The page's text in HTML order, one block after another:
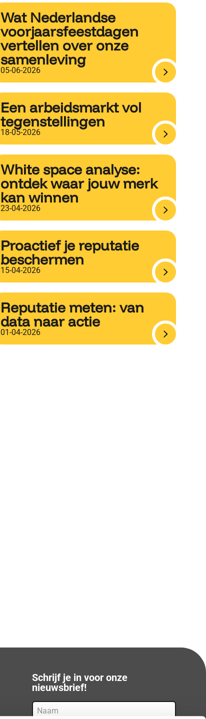
Wat Nederlandse
voorjaarsfeestdagen
vertellen over onze
samenleving
05-06-2026
Een arbeidsmarkt vol
tegenstellingen
18-05-2026
White space analyse:
ontdek waar jouw merk
kan winnen
23-04-2026
Proactief je reputatie
beschermen
15-04-2026
Reputatie meten: van
data naar actie
01-04-2026
Schrijf je in voor onze
nieuwsbrief!
Naam